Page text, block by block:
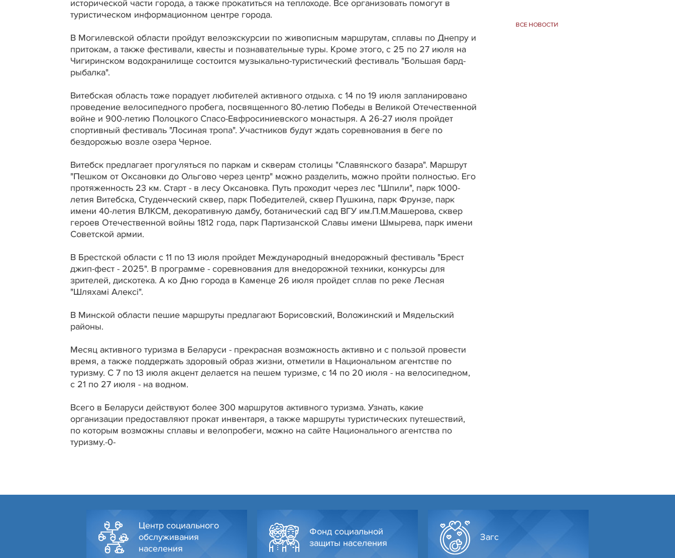
исторической части города, а также прокатиться на теплоходе. Все организовать помогут в
туристическом информационном центре города.
В Могилевской области пройдут велоэкскурсии по живописным маршрутам, сплавы по Днепру и
притокам, а также фестивали, квесты и познавательные туры. Кроме этого, с 25 по 27 июля на
Чигиринском водохранилище состоится музыкально-туристический фестиваль "Большая бард-
рыбалка".
Витебская область тоже порадует любителей активного отдыха. с 14 по 19 июля запланировано
проведение велосипедного пробега, посвященного 80-летию Победы в Великой Отечественной
войне и 900-летию Полоцкого Спасо-Евфросиниевского монастыря. А 26-27 июля пройдет
спортивный фестиваль "Лосиная тропа". Участников будут ждать соревнования в беге по
бездорожью возле озера Черное.
Витебск предлагает прогуляться по паркам и скверам столицы "Славянского базара". Маршрут
"Пешком от Оксановки до Ольгово через центр" можно разделить, можно пройти полностью. Его
протяженность 23 км. Старт - в лесу Оксановка. Путь проходит через лес "Шпили", парк 1000-
летия Витебска, Студенческий сквер, парк Победителей, сквер Пушкина, парк Фрунзе, парк
имени 40-летия ВЛКСМ, декоративную дамбу, ботанический сад ВГУ им.П.М.Машерова, сквер
героев Отечественной войны 1812 года, парк Партизанской Славы имени Шмырева, парк имени
Советской армии.
В Брестской области с 11 по 13 июля пройдет Международный внедорожный фестиваль "Брест
джип-фест - 2025". В программе - соревнования для внедорожной техники, конкурсы для
зрителей, дискотека. А ко Дню города в Каменце 26 июля пройдет сплав по реке Лесная
"Шляхамі Алексі".
В Минской области пешие маршруты предлагают Борисовский, Воложинский и Мядельский
районы.
Месяц активного туризма в Беларуси - прекрасная возможность активно и с пользой провести
время, а также поддержать здоровый образ жизни, отметили в Национальном агентстве по
туризму. С 7 по 13 июля акцент делается на пешем туризме, с 14 по 20 июля - на велосипедном,
с 21 по 27 июля - на водном.
Всего в Беларуси действуют более 300 маршрутов активного туризма. Узнать, какие
организации предоставляют прокат инвентаря, а также маршруты туристических путешествий,
по которым возможны сплавы и велопробеги, можно на сайте Национального агентства по
туризму.-0-
ВСЕ НОВОСТИ
Центр социального
обслуживания
населения
Фонд социальной
защиты населения
Загс